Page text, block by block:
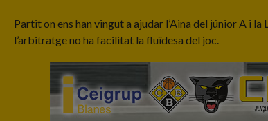
Partit on ens han vingut a ajudar l’Aina del júnior A i
l’arbitratge no ha facilitat la fluïdesa del joc.